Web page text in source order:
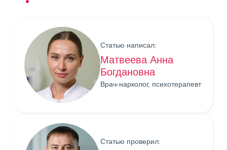
Статью написал:
Матвеева Анна
Богдановна
Врач-нарколог, психотерапевт
Статью проверил: